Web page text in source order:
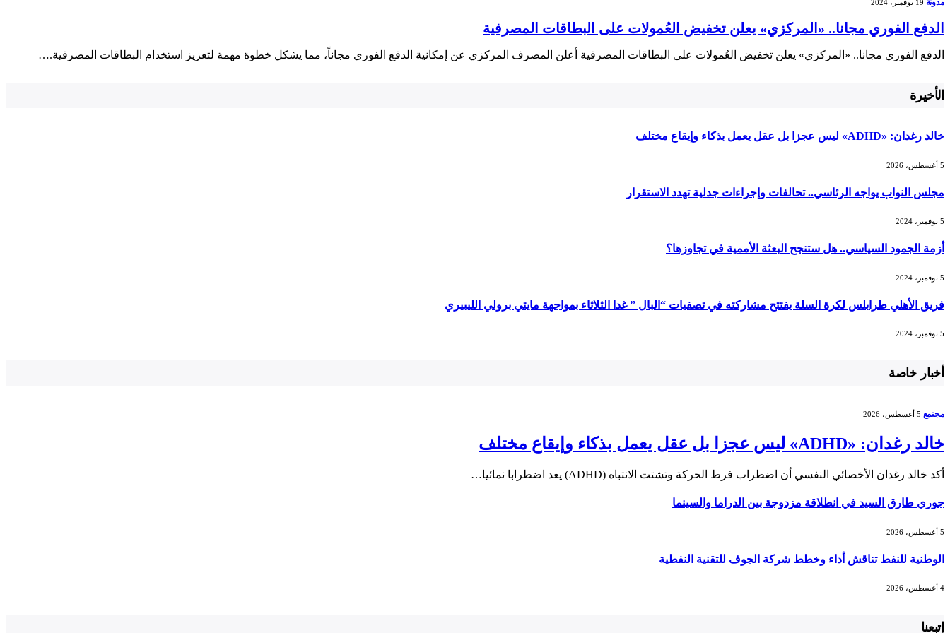
مدونة 19 نوفمبر، 2024
الدفع الفوري مجانا.. «المركزي» يعلن تخفيض العُمولات على البطاقات المصرفية
الدفع الفوري مجانا.. «المركزي» يعلن تخفيض العُمولات على البطاقات المصرفية أعلن ⁢المصرف⁢ المركزي عن إمكانية الدفع‌ الفوري مجاناً، مما يشكل خطوة مهمة لتعزيز استخدام البطاقات المصرفية.…
الأخيرة
خالد رغدان: «ADHD» ليس عجزا بل عقل يعمل بذكاء وإيقاع مختلف
5 أغسطس، 2026
مجلس النواب يواجه الرئاسي.. تحالفات وإجراءات جدلية تهدد الاستقرار
5 نوفمبر، 2024
أزمة الجمود السياسي.. هل ستنجح البعثة الأممية في تجاوزها؟
5 نوفمبر، 2024
فريق الأهلي طرابلس لكرة السلة يفتتح مشاركته في تصفيات “البال ” غدا الثلاثاء بمواجهة مايتي برولي الليبيري
5 نوفمبر، 2024
أخبار خاصة
مجتمع 5 أغسطس، 2026
خالد رغدان: «ADHD» ليس عجزا بل عقل يعمل بذكاء وإيقاع مختلف
أكد خالد رغدان الأخصائي النفسي أن اضطراب فرط الحركة وتشتت الانتباه (ADHD) يعد اضطرابا نمائيا…
جوري طارق السيد في انطلاقة مزدوجة بين الدراما والسينما
5 أغسطس، 2026
الوطنية للنفط تناقش أداء وخطط شركة الجوف للتقنية النفطية
4 أغسطس، 2026
إتبعنا